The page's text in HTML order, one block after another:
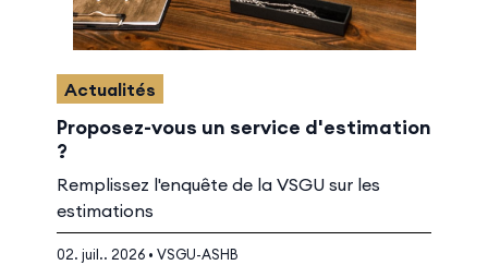
Actualités
Proposez-vous un service d'estimation
?
Remplissez l'enquête de la VSGU sur les
estimations
02. juil.. 2026 • VSGU-ASHB